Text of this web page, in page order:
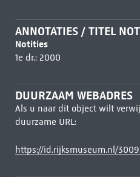
ANNOTATIES / TITEL
Notities
1e dr.: 2000
DUURZAAM WEBADRES
Als u naar dit object wilt
duurzame URL:
https://id.rijksmuseum.nl/